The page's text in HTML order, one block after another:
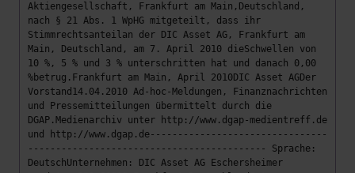
Aktiengesellschaft, Frankfurt am Main,Deutschland,
nach § 21 Abs. 1 WpHG mitgeteilt, dass ihr
Stimmrechtsanteilan der DIC Asset AG, Frankfurt am
Main, Deutschland, am 7. April 2010 dieSchwellen von
10 %, 5 % und 3 % unterschritten hat und danach 0,00
%betrug.Frankfurt am Main, April 2010DIC Asset AGDer
Vorstand14.04.2010 Ad-hoc-Meldungen, Finanznachrichten
und Pressemitteilungen übermittelt durch die
DGAP.Medienarchiv unter http://www.dgap-medientreff.de
und http://www.dgap.de--------------------------------
------------------------------------------- Sprache:
DeutschUnternehmen: DIC Asset AG Eschersheimer